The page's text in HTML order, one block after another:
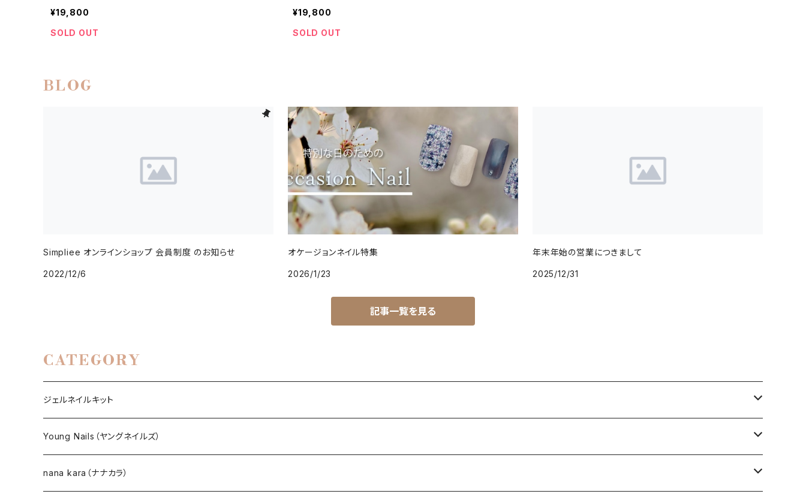
¥19,800
SOLD OUT
¥19,800
SOLD OUT
BLOG
Simpliee オンラインショップ 会員制度 のお知らせ
2022/12/6
オケージョンネイル特集
2026/1/23
年末年始の営業につきまして
2025/12/31
記事一覧を見る
CATEGORY
ジェルネイルキット
選べるジェルネイルキット
ネイルアート作成キット
Young Nails（ヤングネイルズ）
BEST SELLERS（ベストセラー）
nana kara（ナナカラ）